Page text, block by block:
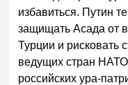
избавиться. Путин
защищать Асада от
Турции и рисковать
ведущих стран
российских ура-